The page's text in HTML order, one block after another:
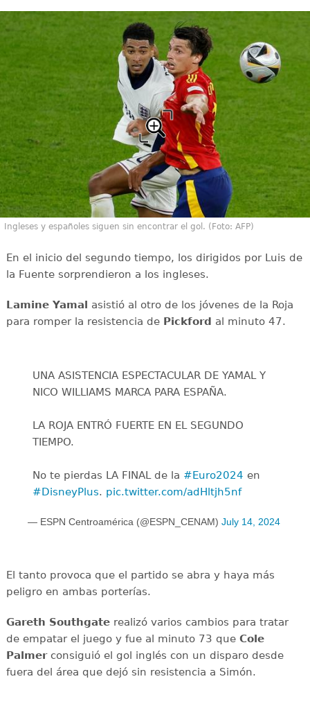
Ingleses y españoles siguen sin encontrar el gol. (Foto: AFP)
En el inicio del segundo tiempo, los dirigidos por Luis de
la Fuente sorprendieron a los ingleses.
Lamine Yamal asistió al otro de los jóvenes de la Roja
para romper la resistencia de Pickford al minuto 47.
UNA ASISTENCIA ESPECTACULAR DE YAMAL Y
NICO WILLIAMS MARCA PARA ESPAÑA.
LA ROJA ENTRÓ FUERTE EN EL SEGUNDO
TIEMPO.
No te pierdas LA FINAL de la #Euro2024 en
#DisneyPlus. pic.twitter.com/adHltjh5nf
— ESPN Centroamérica (@ESPN_CENAM) July 14, 2024
El tanto provoca que el partido se abra y haya más
peligro en ambas porterías.
Gareth Southgaterealizó varios cambios para tratar
de empatar el juego y fue al minuto 73 queCole
Palmerconsiguió el gol inglés con un disparo desde
fuera del área que dejó sin resistencia a Simón.